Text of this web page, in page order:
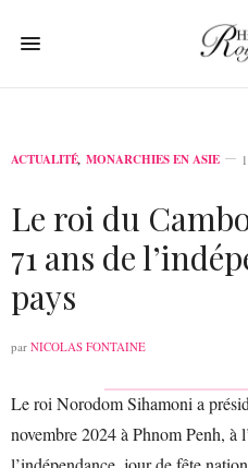
ACTUALITÉ, MONARCHIES EN ASIE
Le roi du
71 ans de
pays
par NICOLAS FONTAINE
Le roi Norodom Sihamoni a
novembre 2024 à Phnom Penh, à